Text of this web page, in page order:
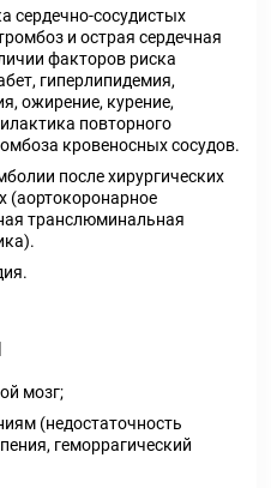
сердечно-сосудистых
и острая сердечная
факторов риска
гиперлипидемия,
ожирение, курение,
повторного
кровеносных сосудов.
после хирургических
(аортокоронарное
транслюминальная
мозг;
(недостаточность
геморрагический